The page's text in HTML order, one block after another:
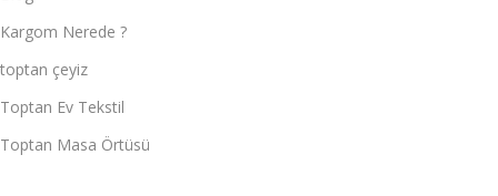
Kargom Nerede ?
toptan çeyiz
Toptan Ev Tekstil
Toptan Masa Örtüsü